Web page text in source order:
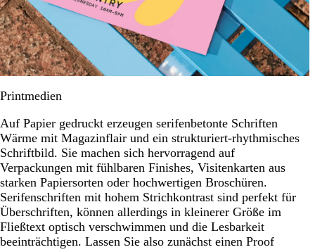
Printmedien
Auf Papier gedruckt erzeugen serifenbetonte Schriften
Wärme mit Magazinflair und ein strukturiert-rhythmisches
Schriftbild. Sie machen sich hervorragend auf
Verpackungen mit fühlbaren Finishes, Visitenkarten aus
starken Papiersorten oder hochwertigen Broschüren.
Serifenschriften mit hohem Strichkontrast sind perfekt für
Überschriften, können allerdings in kleinerer Größe im
Fließtext optisch verschwimmen und die Lesbarkeit
beeinträchtigen. Lassen Sie also zunächst einen Proof